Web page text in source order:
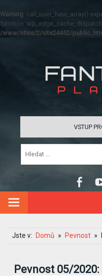
Warning: call_user_func_array()
function
/www/sites/2/site24452/
VSTUP
Jste v: Domů Pevnost
Pevnost 05/